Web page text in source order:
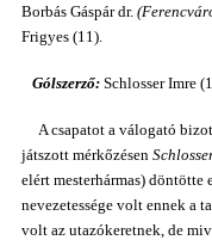
Borbás Gáspár dr.
Frigyes (11).
Gólszerző: Schlosser Imre
A csapatot a válogató
játszott mérkőzésen
elért mesterhármas)
nevezetessége volt ennek a
volt az utazókeretnek, de